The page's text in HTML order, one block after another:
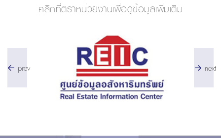
คลิกที่ตราหน่วยงานเพื่อดูข้อมูลเพิ่มเติม
prev next